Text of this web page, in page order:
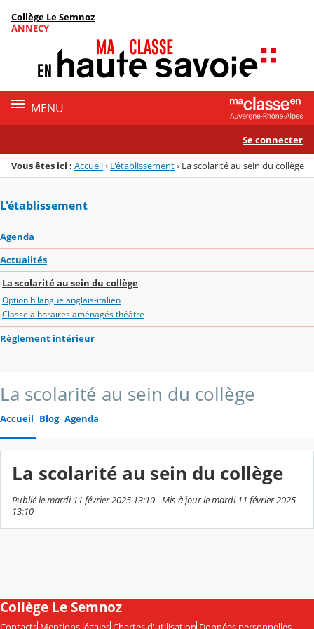
Menu de la rubrique
Contenu
Collège Le Semnoz
ANNECY
MENU
Se connecter
Vous êtes ici : Accueil› L'établissement› La scolarité au sein du collège
L'établissement
Agenda
Actualités
La scolarité au sein du collège
Option bilangue anglais-italien
Classe à horaires aménagés théâtre
Règlement intérieur
La scolarité au sein du collège
Accueil Blog Agenda
La scolarité au sein du collège
Publié le mardi 11 février 2025 13:10 - Mis à jour le mardi 11 février 2025
13:10
Collège Le Semnoz